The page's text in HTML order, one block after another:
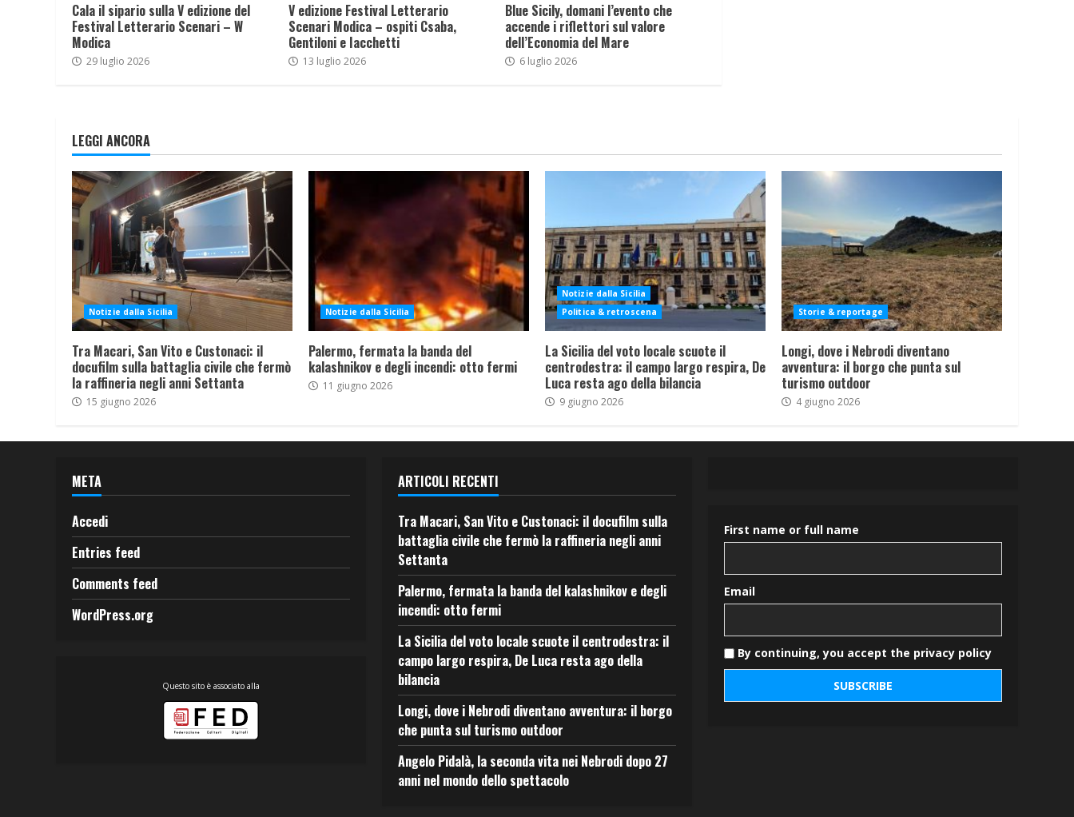
Cala il sipario sulla V edizione del
Festival Letterario Scenari – W
Modica
29 luglio 2026
V edizione Festival Letterario
Scenari Modica – ospiti Csaba,
Gentiloni e Iacchetti
13 luglio 2026
Blue Sicily, domani l’evento che
accende i riflettori sul valore
dell’Economia del Mare
6 luglio 2026
LEGGI ANCORA
Notizie dalla Sicilia
Tra Macari, San Vito e Custonaci: il
docufilm sulla battaglia civile che fermò
la raffineria negli anni Settanta
15 giugno 2026
Notizie dalla Sicilia
Palermo, fermata la banda del
kalashnikov e degli incendi: otto fermi
11 giugno 2026
Notizie dalla Sicilia
Politica & retroscena
La Sicilia del voto locale scuote il
centrodestra: il campo largo respira, De
Luca resta ago della bilancia
9 giugno 2026
Storie & reportage
Longi, dove i Nebrodi diventano
avventura: il borgo che punta sul
turismo outdoor
4 giugno 2026
META
Accedi
Entries feed
Comments feed
WordPress.org
Questo sito è associato alla
ARTICOLI RECENTI
Tra Macari, San Vito e Custonaci: il docufilm sulla
battaglia civile che fermò la raffineria negli anni
Settanta
Palermo, fermata la banda del kalashnikov e degli
incendi: otto fermi
La Sicilia del voto locale scuote il centrodestra: il
campo largo respira, De Luca resta ago della
bilancia
Longi, dove i Nebrodi diventano avventura: il borgo
che punta sul turismo outdoor
Angelo Pidalà, la seconda vita nei Nebrodi dopo 27
anni nel mondo dello spettacolo
First name or full name
Email
By continuing, you accept the privacy policy